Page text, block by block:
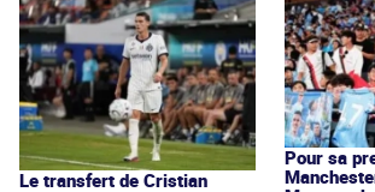
Le transfert de Cristian
Pour sa